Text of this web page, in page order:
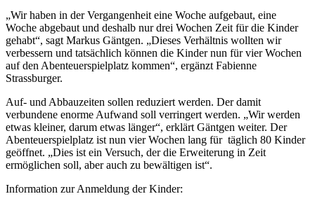
„Wir haben in der Vergangenheit eine Woche aufgebaut, eine
Woche abgebaut und deshalb nur drei Wochen Zeit für die Kinder
gehabt“, sagt Markus Gäntgen. „Dieses Verhältnis wollten wir
verbessern und tatsächlich können die Kinder nun für vier Wochen
auf den Abenteuerspielplatz kommen“, ergänzt Fabienne
Strassburger.
Auf- und Abbauzeiten sollen reduziert werden. Der damit
verbundene enorme Aufwand soll verringert werden. „Wir werden
etwas kleiner, darum etwas länger“, erklärt Gäntgen weiter. Der
Abenteuerspielplatz ist nun vier Wochen lang für täglich 80 Kinder
geöffnet. „Dies ist ein Versuch, der die Erweiterung in Zeit
ermöglichen soll, aber auch zu bewältigen ist“.
Information zur Anmeldung der Kinder: